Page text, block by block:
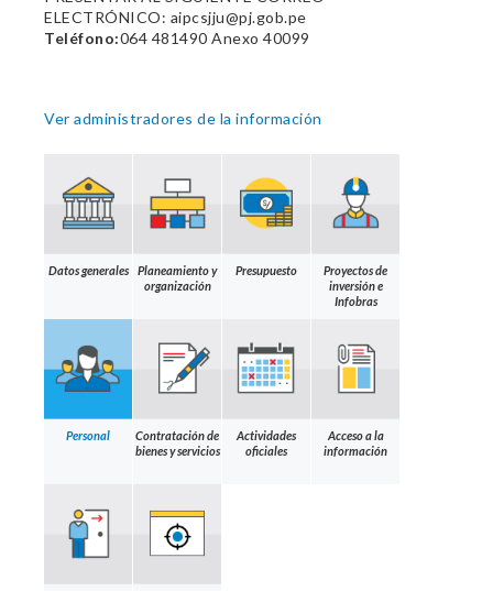
ELECTRÓNICO: aipcsjju@pj.gob.pe
Teléfono:064 481490 Anexo 40099
Ver administradores de la información
Datos generales
Planeamiento y
organización
Presupuesto
Proyectos de
inversión e
Infobras
Personal
Contratación de
bienes y servicios
Actividades
oficiales
Acceso a la
información